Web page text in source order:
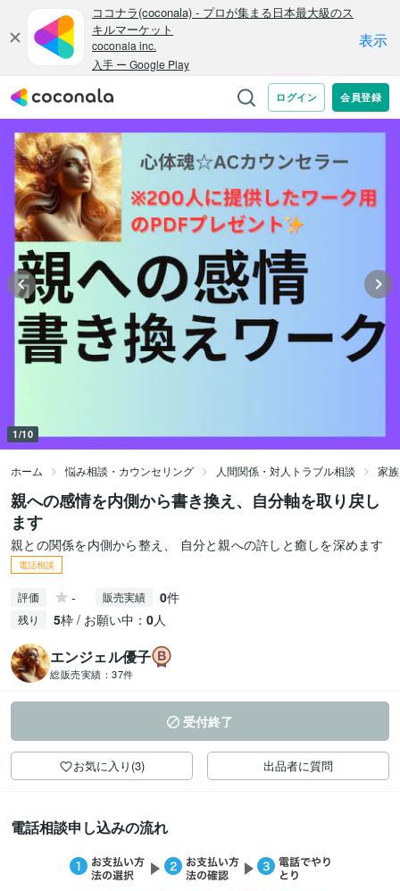
1/10
ホーム 悩み相談・カウンセリング 人間関係・対人トラブル相談 家
親への感情を内側から書き換え、自分軸を取り戻し
ます
親との関係を内側から整え、 自分と親への許しと癒しを深めます
電話相談
評価 - 販売実績 0件
残り 5枠 / お願い中： 0人
エンジェル優子
総販売実績： 37件
受付終了
お気に入り(3) 出品者に質問
電話相談申し込みの流れ